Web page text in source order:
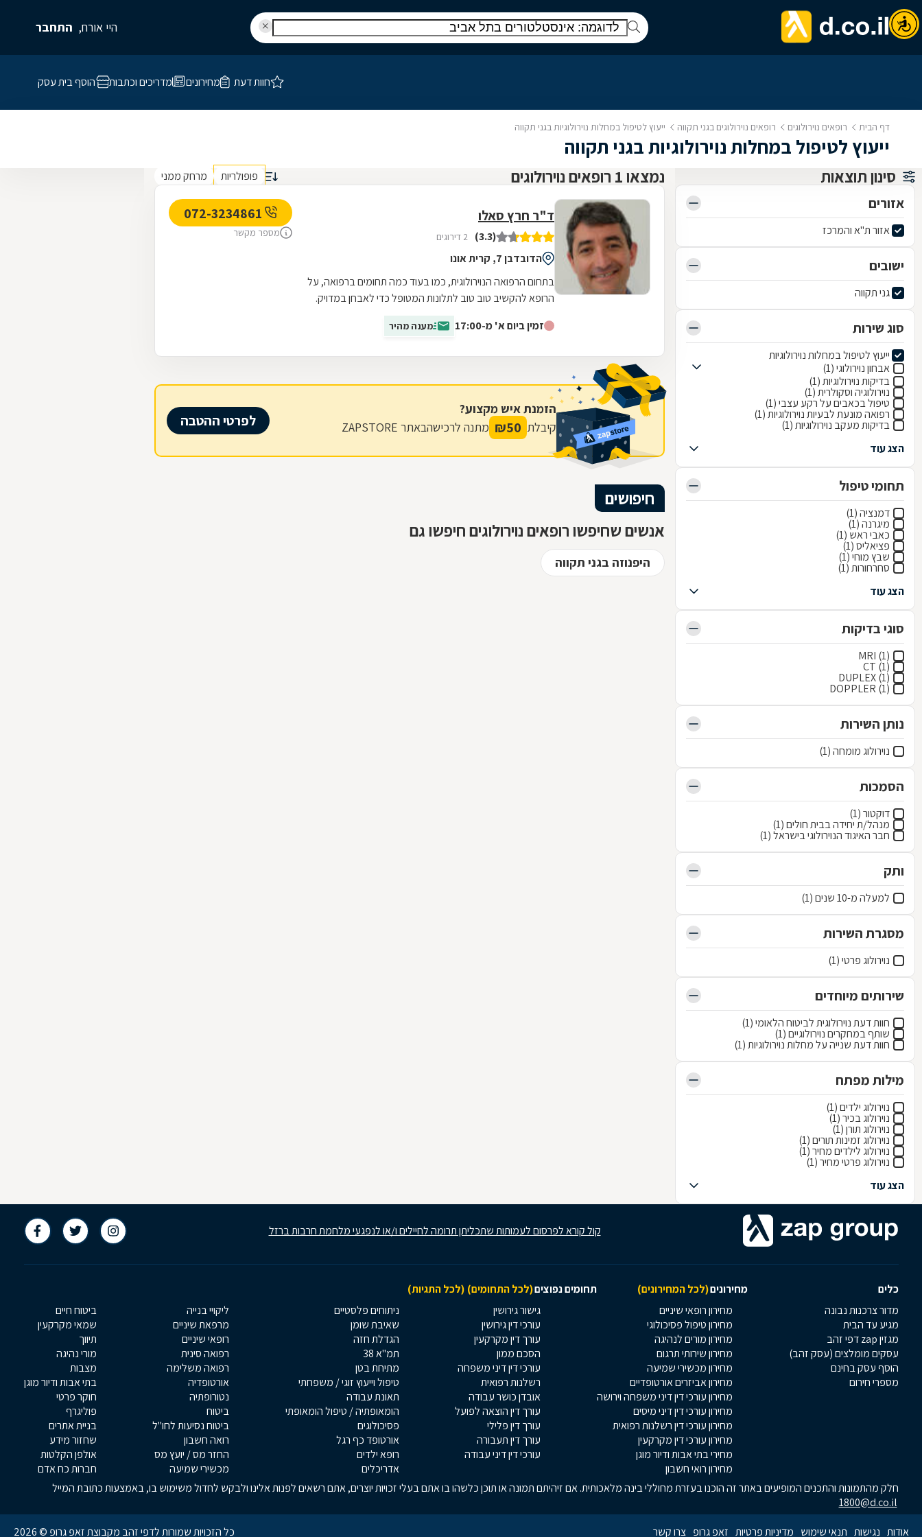
היי אורח, התחבר
חוות דעת מחירונים מדריכים וכתבות הוסף בית עסק
דף הבית רופאים נוירולוגים רופאים נוירולוגים בגני תקווה ייעוץ לטיפול במחלות נוירולוגיות בגני תקווה
ייעוץ לטיפול במחלות נוירולוגיות בגני תקווה
סינון תוצאות
אזורים
אזור ת"א והמרכז
ישובים
גני תקווה
סוג שירות
ייעוץ לטיפול במחלות נוירולוגיות
אבחון נוירולוגי (1)
בדיקות נוירולוגיות (1)
נוירולוגיה וסקולרית (1)
טיפול בכאבים על רקע עצבי (1)
רפואה מונעת לבעיות נוירולוגיות (1)
בדיקות מעקב נוירולוגיות (1)
הצג עוד
תחומי טיפול
דמנציה (1)
מיגרנה (1)
כאבי ראש (1)
פציאליס (1)
שבץ מוחי (1)
סחרחורות (1)
הצג עוד
סוגי בדיקות
MRI (1)
CT (1)
DUPLEX (1)
DOPPLER (1)
נותן השירות
נוירולוג מומחה (1)
הסמכות
דוקטור (1)
מנהל/ת יחידה בבית חולים (1)
חבר האיגוד הנוירולוגי בישראל (1)
ותק
למעלה מ-10 שנים (1)
מסגרת השירות
נוירולוג פרטי (1)
שירותים מיוחדים
חוות דעת נוירולוגית לביטוח הלאומי (1)
שותף במחקרים נוירולוגיים (1)
חוות דעת שנייה על מחלות נוירולוגיות (1)
מילות מפתח
נוירולוג ילדים (1)
נוירולוג בכיר (1)
נוירולוג תורן (1)
נוירולוג זמינות תורים (1)
נוירולוג לילדים מחיר (1)
נוירולוג פרטי מחיר (1)
הצג עוד
נמצאו 1 רופאים נוירולוגים פופולריות מרחק ממני
ד"ר חרץ סאלו
(3.3) 2 דירוגים
הדובדבן 7, קרית אונו
בתחום הרפואה הנוירולוגית, כמו בעוד כמה תחומים ברפואה, על
הרופא להקשיב טוב טוב לתלונות המטופל כדי לאבחן במדויק.
זמין ביום א' מ-17:00 מענה מהיר
מספר מקשר
הזמנת איש מקצוע?
קיבלת 50
₪ מתנה לרכישהבאתר ZAPSTORE לפרטי ההטבה
חיפושים
אנשים שחיפשו רופאים נוירולוגים חיפשו גם
היפנוזה בגני תקווה
קול קורא לפרסום לעמותות שתכליתן תרומה לחיילים ו/או לנפגעי מלחמת חרבות ברזל
כלים מחירונים(לכל המחירונים) תחומים נפוצים(לכל התחומים) (לכל התגיות)
מדור צרכנות נבונה
מגיע עד הבית
מגזין zap דפי זהב
עסקים מומלצים (עסק זהב)
הוסף עסק בחינם
מספרי חירום
מחירון רופאי שיניים
מחירון טיפול פסיכולוגי
מחירון מורים לנהיגה
מחירון שירותי תרגום
מחירון מכשירי שמיעה
מחירון אביזרים אורטופדיים
מחירון עורכי דין דיני משפחה וירושה
מחירון עורכי דין דיני מיסים
מחירון עורכי דין רשלנות רפואית
מחירון עורכי דין מקרקעין
מחירי בתי אבות ודיור מוגן
מחירון רואי חשבון
גישור גירושין
עורכי דין גירושין
עורך דין מקרקעין
הסכם ממון
עורכי דין דיני משפחה
רשלנות רפואית
אובדן כושר עבודה
עורך דין הוצאה לפועל
עורך דין פלילי
עורך דין תעבורה
עורכי דין דיני עבודה
ניתוחים פלסטיים
שאיבת שומן
הגדלת חזה
תמ"א 38
מתיחת בטן
טיפול וייעוץ זוגי / משפחתי
תאונת עבודה
הומאופתיה / טיפול הומאופתי
פסיכולוגים
אורטופד כף רגל
רופא ילדים
אדריכלים
ליקויי בנייה
מרפאת שיניים
רופאי שיניים
רפואה סינית
רפואה משלימה
אורטופדיה
נטורופתיה
ביטוח
ביטוח נסיעות לחו"ל
רואה חשבון
החזר מס / יועץ מס
מכשירי שמיעה
ביטוח חיים
שמאי מקרקעין
תיווך
מורי נהיגה
מצבות
בתי אבות ודיור מוגן
חוקר פרטי
פוליגרף
בניית אתרים
שחזור מידע
אולפן הקלטות
חברות כח אדם
חלק מהתמונות והתכנים המופיעים באתר זה הוכנו בעזרת מחוללי בינה מלאכותית. אם זיהיתם תמונה או תוכן כלשהו בו אתם בעלי זכויות יוצרים, אתם רשאים לפנות אלינו ולבקש לחדול משימוש בו, באמצעות כתובת המייל
1800@d.co.il
אודות נגישות תנאי שימוש מדיניות פרטיות זאפ גרופ צרו קשר כל הזכויות שמורות לדפי זהב מקבוצת זאפ גרופ © 2026